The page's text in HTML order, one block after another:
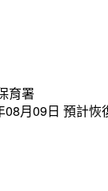
育署
月09日 預計